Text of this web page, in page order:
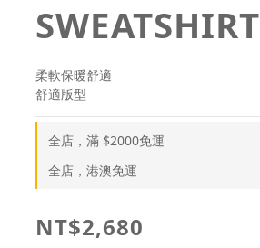
SWEATSHIRT
柔軟保暖舒適
舒適版型
全店，滿 $2000免運
全店，港澳免運
NT$2,680